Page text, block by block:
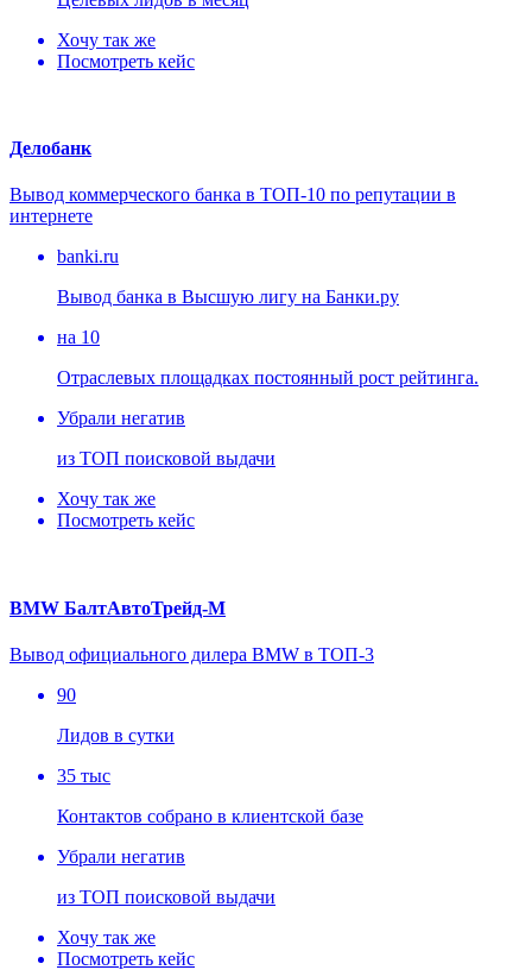
Хочу так же
Посмотреть кейс
Делобанк
Вывод коммерческого банка в ТОП-10 по репутации в
интернете
banki.ru
Вывод банка в Высшую лигу на Банки.ру
на 10
Отраслевых площадках постоянный рост рейтинга.
Убрали негатив
из ТОП поисковой выдачи
Хочу так же
Посмотреть кейс
BMW БалтАвтоТрейд-М
Вывод официального дилера BMW в ТОП-3
90
Лидов в сутки
35 тыс
Контактов собрано в клиентской базе
Убрали негатив
из ТОП поисковой выдачи
Хочу так же
Посмотреть кейс